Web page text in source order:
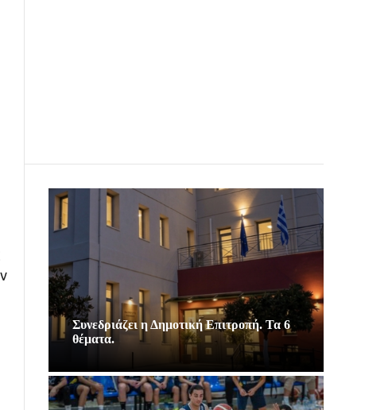
Συνεδριάζει η Δημοτική Επιτροπή. Τα 6
θέματα.